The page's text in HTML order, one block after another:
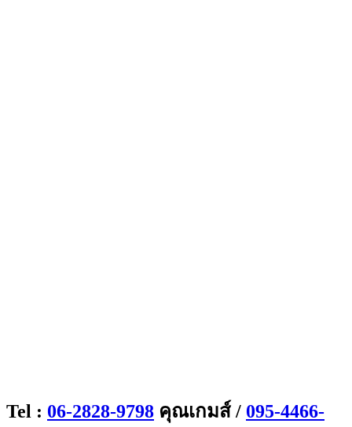
Tel : 06-2828-9798 คุณเกมส์ / 095-4466-